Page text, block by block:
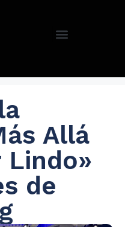
Allá
Lindo»
de